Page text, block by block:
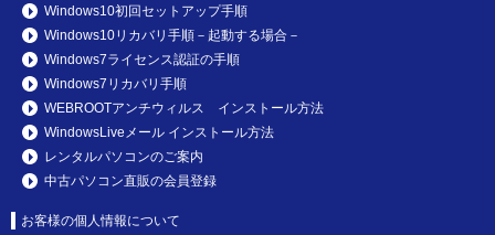
Windows10初回セットアップ手順
Windows10リカバリ手順－起動する場合－
Windows7ライセンス認証の手順
Windows7リカバリ手順
WEBROOTアンチウィルス インストール方法
WindowsLiveメール インストール方法
レンタルパソコンのご案内
中古パソコン直販の会員登録
お客様の個人情報について